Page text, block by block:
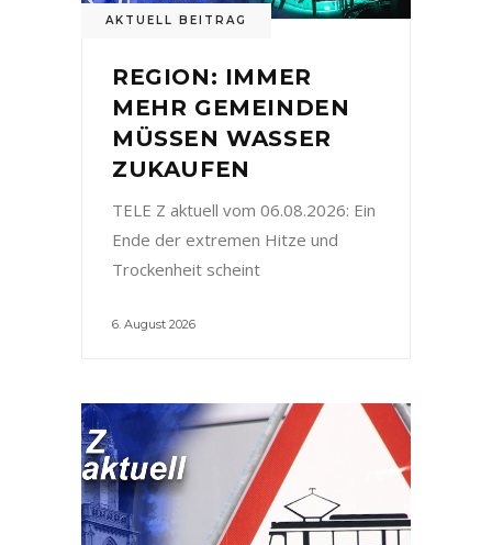
AKTUELL BEITRAG
REGION: IMMER
MEHR GEMEINDEN
MÜSSEN WASSER
ZUKAUFEN
TELE Z aktuell vom 06.08.2026: Ein
Ende der extremen Hitze und
Trockenheit scheint
6. August 2026